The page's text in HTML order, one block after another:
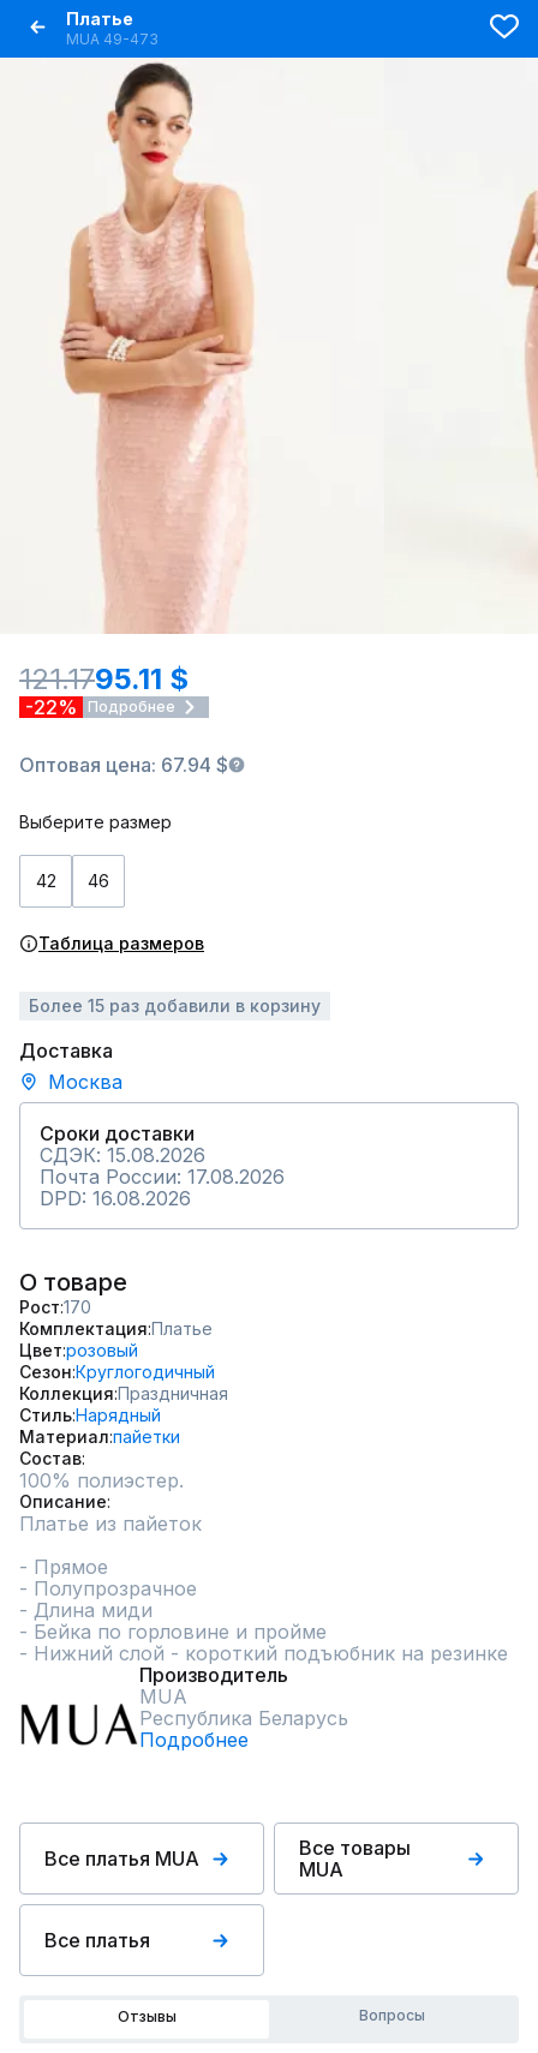
Платье
MUA 49-473
121.1795.11 $
-22% Подробнее
Оптовая цена: 67.94 $
Выберите размер
42 46
Таблица размеров
Более 15 раз добавили в корзину
Доставка
Москва
Сроки доставки
СДЭК: 15.08.2026
Почта России: 17.08.2026
DPD: 16.08.2026
О товаре
Рост 170
Комплектация Платье
Цвет розовый
Сезон Круглогодичный
Коллекция Праздничная
СтильНарядный
Материал пайетки
Состав
100% полиэстер.
Описание
Платье из пайеток
- Прямое
- Полупрозрачное
- Длина миди
- Бейка по горловине и пройме
- Нижний слой - короткий подъюбник на резинке
Производитель
MUA
Республика Беларусь
Подробнее
Все платья MUA
Все товары
MUA
Все платья
Отзывы Вопросы